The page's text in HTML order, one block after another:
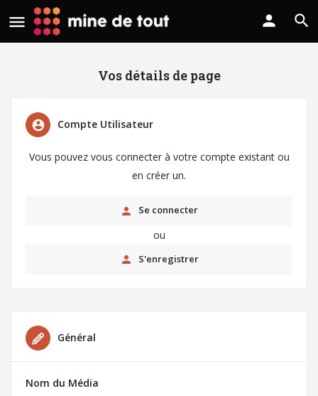
Vos détails de page
Compte Utilisateur
Vous pouvez vous connecter à votre compte existant ou
en créer un.
Se connecter
ou
S'enregistrer
Général
Nom du Média